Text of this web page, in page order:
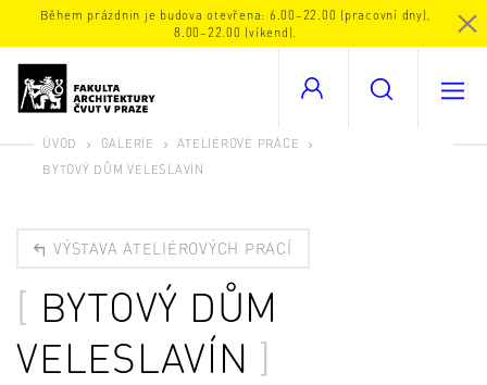
Během prázdnin je budova otevřena: 6.00–22.00 (pracovní dny),
8.00–22.00 (víkend).
ÚVOD GALERIE
ATELIÉROVÉ PRÁCE
BYTOVÝ DŮM VELESLAVÍN
VÝSTAVA ATELIÉROVÝCH PRACÍ
BYTOVÝ DŮM
VELESLAVÍN